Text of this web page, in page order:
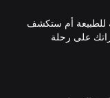
أم ستكشف
على رحلة